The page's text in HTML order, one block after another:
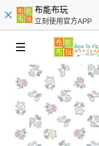
布能布玩
立刻使用官方APP